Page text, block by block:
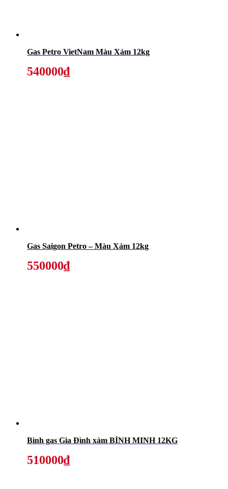
Gas Petro VietNam Màu Xám 12kg
540000₫
Gas Saigon Petro – Màu Xám 12kg
550000₫
Bình gas Gia Đình xám BÌNH MINH 12KG
510000₫